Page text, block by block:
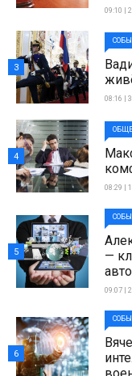
09:10 |
08:16 |
3
08:29 |
4
—
09:07 |
5
6